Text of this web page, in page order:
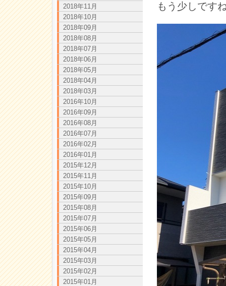
もう少しです
2018年11月
2018年10月
2018年09月
2018年08月
2018年07月
2018年06月
2018年05月
2018年04月
2018年03月
2016年10月
2016年09月
2016年08月
2016年07月
2016年02月
2016年01月
2015年12月
2015年11月
2015年10月
2015年09月
2015年08月
2015年07月
2015年06月
2015年05月
2015年04月
2015年03月
2015年02月
2015年01月